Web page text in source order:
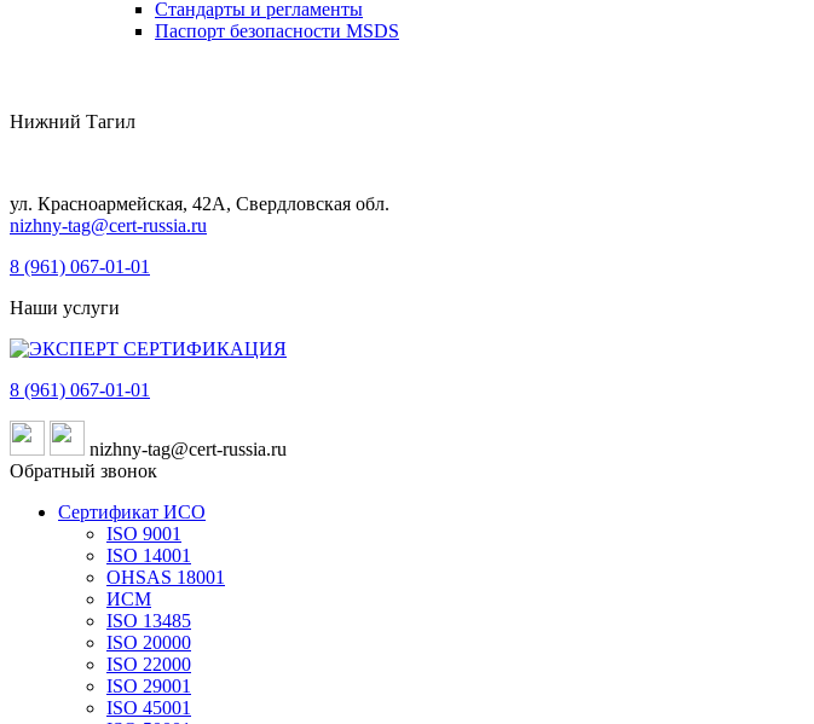
Стандарты и регламенты
Паспорт безопасности MSDS
Нижний Тагил
ул. Красноармейская, 42А, Свердловская обл.
nizhny-tag@cert-russia.ru
8 (961) 067-01-01
Наши услуги
8 (961) 067-01-01
nizhny-tag@cert-russia.ru
Обратный звонок
Сертификат ИСО
ISO 9001
ISO 14001
OHSAS 18001
ИСМ
ISO 13485
ISO 20000
ISO 22000
ISO 29001
ISO 45001